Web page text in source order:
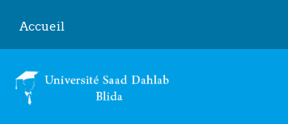
Accueil